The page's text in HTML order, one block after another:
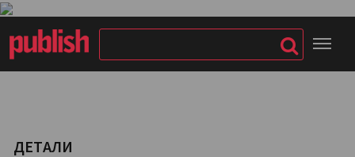
ДЕТАЛИ